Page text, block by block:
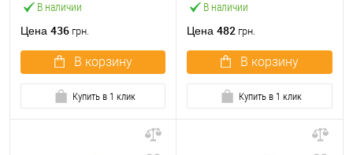
В наличии
Цена 436 грн.
В корзину
Купить в 1 клик
В наличии
Цена 482 грн.
В корзину
Купить в 1 клик